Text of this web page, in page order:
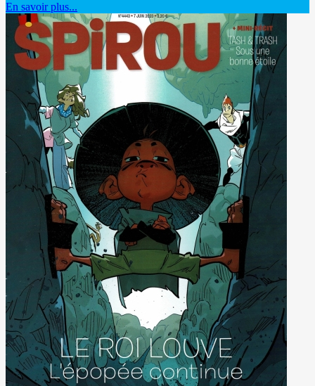
En savoir plus...